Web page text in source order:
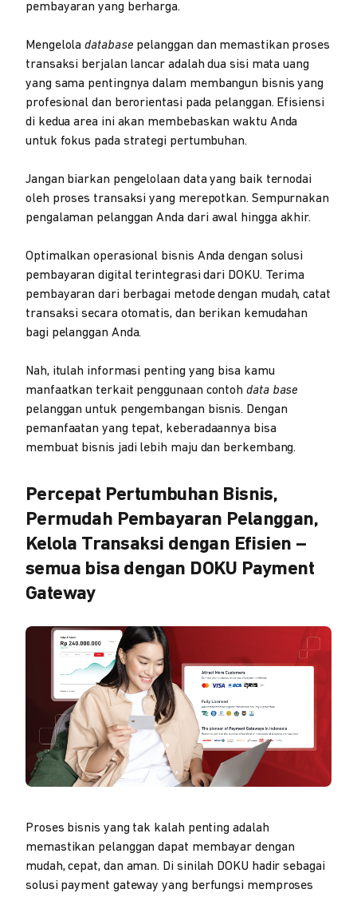
pembayaran yang berharga.
Mengeloladatabase pelanggan dan memastikan proses
transaksi berjalan lancar adalah dua sisi mata uang
yang sama pentingnya dalam membangun bisnis yang
profesional dan berorientasi pada pelanggan. Efisiensi
di kedua area ini akan membebaskan waktu Anda
untuk fokus pada strategi pertumbuhan.
Jangan biarkan pengelolaan data yang baik ternodai
oleh proses transaksi yang merepotkan. Sempurnakan
pengalaman pelanggan Anda dari awal hingga akhir.
Optimalkan operasional bisnis Anda dengan solusi
pembayaran digital terintegrasi dari DOKU. Terima
pembayaran dari berbagai metode dengan mudah, catat
transaksi secara otomatis, dan berikan kemudahan
bagi pelanggan Anda.
Nah, itulah informasi penting yang bisa kamu
manfaatkan terkait penggunaan contohdata base
pelanggan untuk pengembangan bisnis. Dengan
pemanfaatan yang tepat, keberadaannya bisa
membuat bisnis jadi lebih maju dan berkembang.
Percepat Pertumbuhan Bisnis,
Permudah Pembayaran Pelanggan,
Kelola Transaksi dengan Efisien –
semua bisa dengan DOKU Payment
Gateway
Proses bisnis yang tak kalah penting adalah
memastikan pelanggan dapat membayar dengan
mudah, cepat, dan aman. Di sinilah DOKU hadir sebagai
solusi payment gateway yang berfungsi memproses